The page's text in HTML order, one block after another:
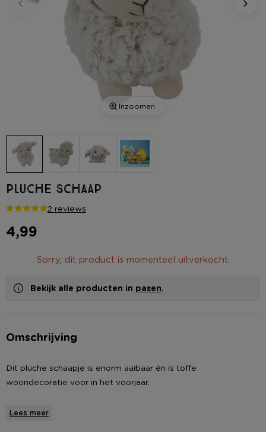
Inzoomen
Pluche schaap
2 reviews
4,99
Sorry, dit product is momenteel uitverkocht.
Bekijk alle producten in pasen.
Omschrijving
Dit pluche schaapje is enorm aaibaar én is toffe
woondecoratie voor in het voorjaar.
* Pluche schaap
Lees meer